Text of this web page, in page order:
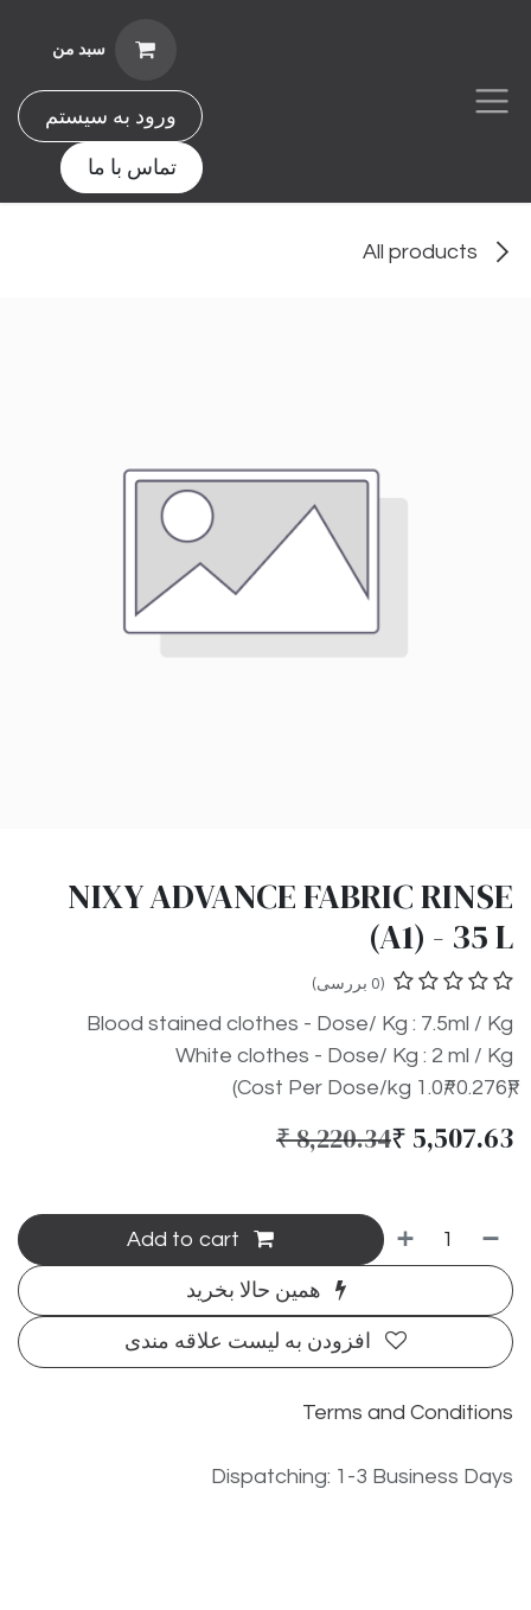
سبد من
ورود به سیستم
تماس با ما
All products
NIXY ADVANCE FABRIC RINSE
(A1) - 35 L
(0 بررسی)
Blood stained clothes - Dose/ Kg : 7.5ml / Kg
White clothes - Dose/ Kg : 2 ml / Kg
(Cost Per Dose/kg 1.0₹/ 0.276₹)
5,507.63
₹
8,220.34
₹
همین حالا بخرید
افزودن به لیست علاقه مندی
Terms and Conditions
Dispatching: 1-3 Business Days